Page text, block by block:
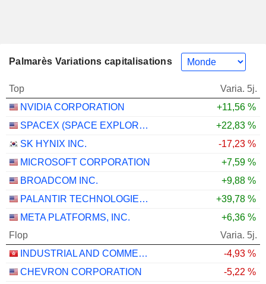
Palmarès Variations capitalisations
Top
Varia. 5j.
NVIDIA CORPORATION
+11,56 %
SPACEX (SPACE EXPLORATION TECHNOLOGIES)
+22,83 %
SK HYNIX INC.
-17,23 %
MICROSOFT CORPORATION
+7,59 %
BROADCOM INC.
+9,88 %
PALANTIR TECHNOLOGIES INC.
+39,78 %
META PLATFORMS, INC.
+6,36 %
Flop
Varia. 5j.
INDUSTRIAL AND COMMERCIAL BANK OF CHINA LIMITED
-4,93 %
CHEVRON CORPORATION
-5,22 %